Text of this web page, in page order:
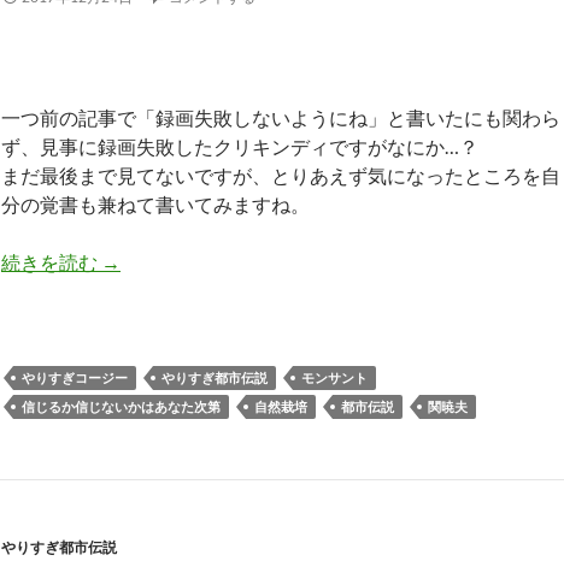
一つ前の記事で「録画失敗しないようにね」と書いたにも関わら
ず、見事に録画失敗したクリキンディですがなにか…？
まだ最後まで見てないですが、とりあえず気になったところを自
分の覚書も兼ねて書いてみますね。
続きを読む やりすぎ都市伝説2017冬で語られたF1種の話
→
やりすぎコージー やりすぎ都市伝説
モンサント
信じるか信じないかはあなた次第
自然栽培 都市伝説 関暁夫
やりすぎ都市伝説